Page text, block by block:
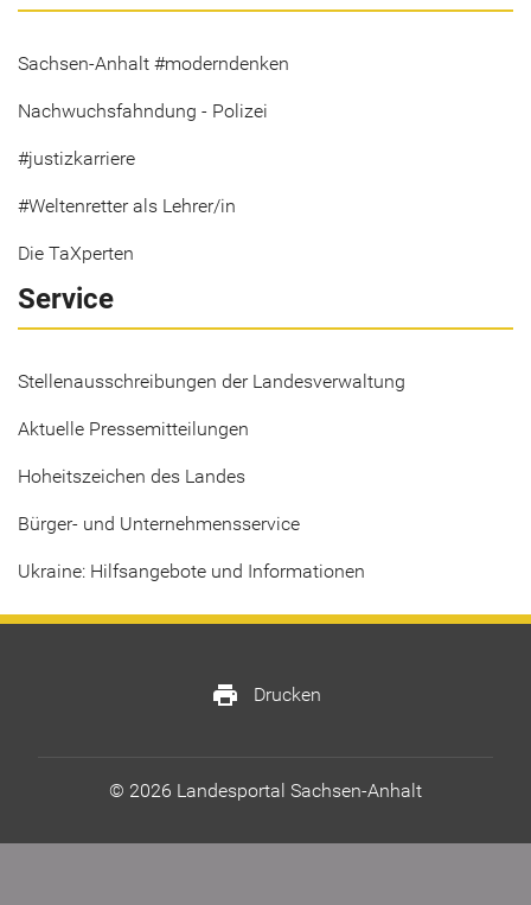
Sachsen-Anhalt #moderndenken
Nachwuchsfahndung - Polizei
#justizkarriere
#Weltenretter als Lehrer/in
Die TaXperten
Service
Stellenausschreibungen der Landesverwaltung
Aktuelle Pressemitteilungen
Hoheitszeichen des Landes
Bürger- und Unternehmensservice
Ukraine: Hilfsangebote und Informationen
print Drucken
© 2026 Landesportal Sachsen-Anhalt